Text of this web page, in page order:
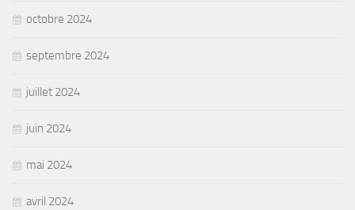
octobre 2024
septembre 2024
juillet 2024
juin 2024
mai 2024
avril 2024